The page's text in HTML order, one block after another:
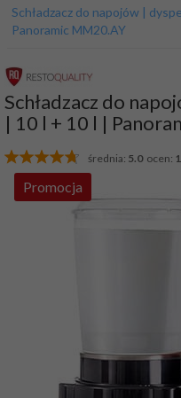
Schładzacz do napojów |
Panoramic MM20.AY
Schładzacz do
| 10 l + 10 l |
średnia: 5.0ocen: 1
Promocja